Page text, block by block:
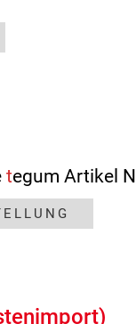
tegum Artikel